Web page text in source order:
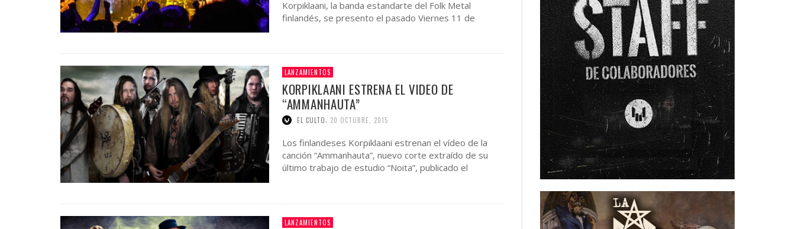
Korpiklaani, la banda estandarte del Folk Metal
finlandés, se presento el pasado Viernes 11 de
LANZAMIENTOS
KORPIKLAANI ESTRENA EL VIDEO DE
“AMMANHAUTA”
EL CULTO, 20 OCTUBRE, 2015
Los finlandeses Korpiklaani estrenan el vídeo de la
canción “Ammanhauta”, nuevo corte extraído de su
último trabajo de estudio “Noita”, publicado el
LANZAMIENTOS